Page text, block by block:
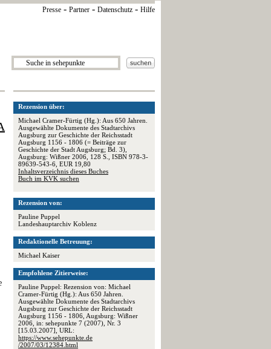
Presse - Partner - Datenschutz - Hilfe
Rezension über:
Michael Cramer-Fürtig (Hg.): Aus 650 Jahren.
Ausgewählte Dokumente des Stadtarchivs
Augsburg zur Geschichte der Reichsstadt
Augsburg 1156 - 1806 (= Beiträge zur
Geschichte der Stadt Augsburg; Bd. 3),
Augsburg: Wißner 2006, 128 S., ISBN 978-3-
89639-543-6, EUR 19,80
Inhaltsverzeichnis dieses Buches
Buch im KVK suchen
Rezension von:
Pauline Puppel
Landeshauptarchiv Koblenz
Redaktionelle Betreuung:
Michael Kaiser
Empfohlene Zitierweise:
Pauline Puppel: Rezension von: Michael
Cramer-Fürtig (Hg.): Aus 650 Jahren.
Ausgewählte Dokumente des Stadtarchivs
Augsburg zur Geschichte der Reichsstadt
Augsburg 1156 - 1806, Augsburg: Wißner
2006, in: sehepunkte 7 (2007), Nr. 3
[15.03.2007], URL:
https://www.sehepunkte.de
/2007/03/12384.html